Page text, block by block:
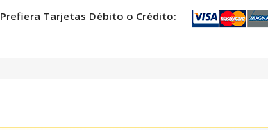
Prefiera Tarjetas Débito o Crédito: